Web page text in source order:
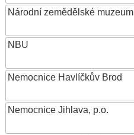
Národní zemědělské muzeum
NBU
Nemocnice Havlíčkův Brod
Nemocnice Jihlava, p.o.